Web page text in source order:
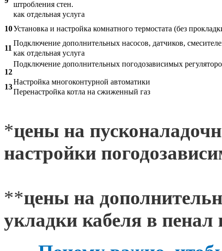
штробления стен.
как отдельная услуга
10Установка и настройка комнатного термостата (без
11
Подключение дополнительных насосов, датчиков,
как отдельная услуга
12
Подключение дополнительных погодозависимых
13
Настройка многоконтурной автоматики
Перенастройка котла на сжиженный газ
*цены на
настройки
**цены на
укладки кабеля в